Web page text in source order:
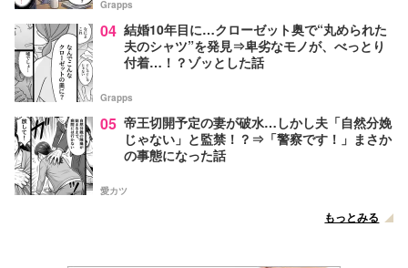
Grapps
04 結婚10年目に…クローゼット奥で“丸められた
夫のシャツ”を発見⇒卑劣なモノが、べっとり
付着…！？ゾッとした話
Grapps
05 帝王切開予定の妻が破水…しかし夫「自然分娩
じゃない」と監禁！？⇒「警察です！」まさか
の事態になった話
愛カツ
もっとみる